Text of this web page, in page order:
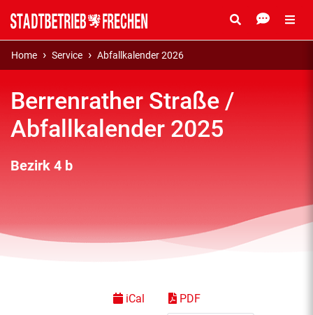
Home Service Abfallkalender 2026
Berrenrather Straße /
Abfallkalender 2025
Bezirk 4 b
iCal PDF